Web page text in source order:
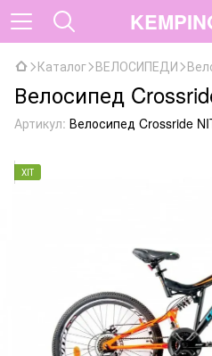
Каталог ВЕЛОСИПЕДИ
Велосипед
Артикул: Велосипед Crossride
ХІТ